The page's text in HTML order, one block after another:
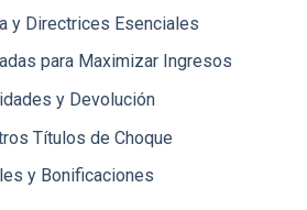
y Directrices Esenciales
para Maximizar Ingresos
y Devolución
Títulos de Choque
y Bonificaciones